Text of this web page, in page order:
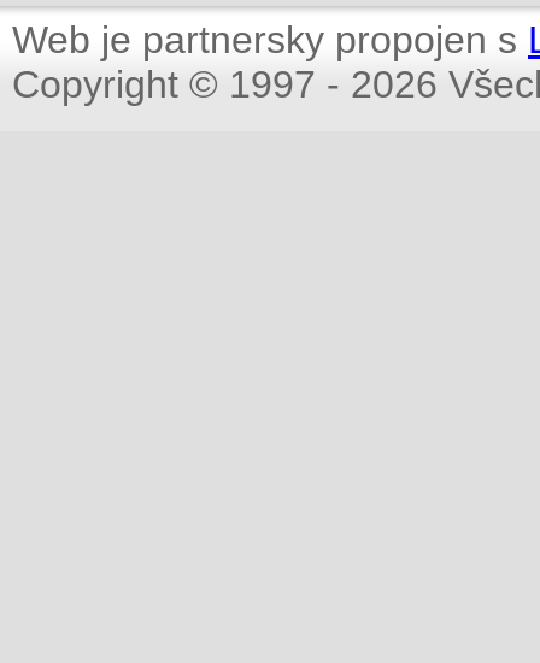
Web je partnersky propojen s
Copyright © 1997 - 2026